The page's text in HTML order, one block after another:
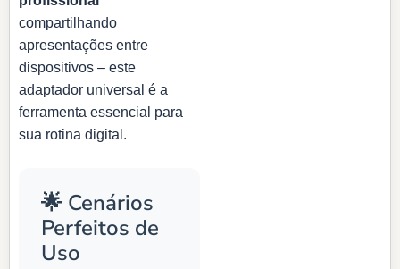
compartilhando
apresentações entre
dispositivos – este
adaptador universal é a
ferramenta essencial para
sua rotina digital.
🌟 Cenários
Perfeitos de
Uso